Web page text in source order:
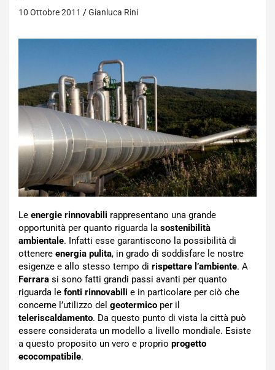
10 Ottobre 2011 Gianluca Rini
Le energie rinnovabili rappresentano una grande
opportunità per quanto riguarda la sostenibilità
ambientale. Infatti esse garantiscono la possibilità di
ottenere energia pulita, in grado di soddisfare le nostre
esigenze e allo stesso tempo di rispettare l’ambiente. A
Ferrara si sono fatti grandi passi avanti per quanto
riguarda le fonti rinnovabili e in particolare per ciò che
concerne l’utilizzo del geotermico per il
teleriscaldamento. Da questo punto di vista la città può
essere considerata un modello a livello mondiale. Esiste
a questo proposito un vero e proprio progetto
ecocompatibile.